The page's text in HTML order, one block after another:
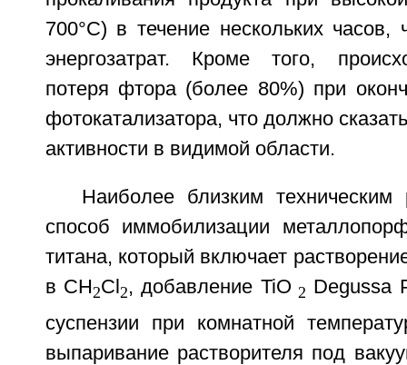
700°С) в течение нескольких часов,
энергозатрат. Кроме того,
потеря фтора (более 80%) при
фотокатализатора, что должно
активности в видимой области.
Наиболее близким
способ иммобилизации
титана, который включает
в CH2Cl 2, добавление TiO 2 Degussa
суспензии при комнатной
выпаривание растворителя под